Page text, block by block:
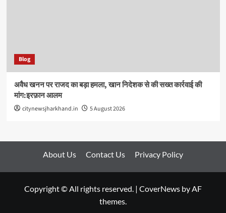
Blog
अवैध खनन पर राजद का बड़ा हमला, खान निदेशक से की सख्त कार्रवाई की
मांग:इरफ़ान आलम
citynewsjharkhand.in 5 August 2026
About Us Contact Us Privacy Policy
Copyright © All rights reserved. | CoverNews by AF
themes.